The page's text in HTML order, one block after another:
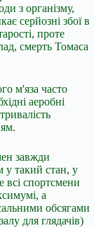
з організму,
серйозні збої в
проте
смерть Томаса
м'яза часто
аеробні
завжди
у такий стан, у
всі спортсмени
а
обсягами
для глядачів)